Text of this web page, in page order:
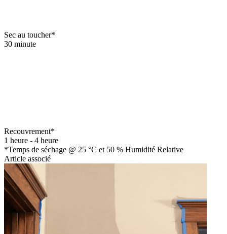
Sec au toucher*
30 minute
Recouvrement*
1 heure - 4 heure
*Temps de séchage @ 25 °C et 50 % Humidité Relative
Article associé